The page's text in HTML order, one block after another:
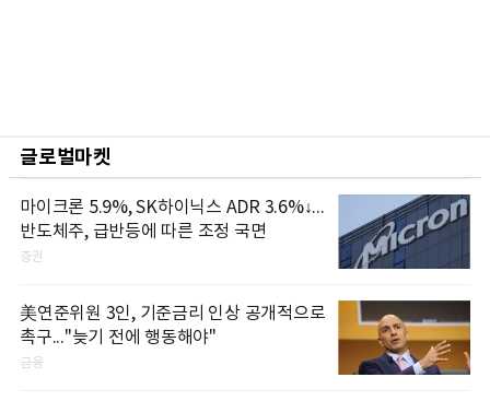
글로벌마켓
마이크론 5.9%, SK하이닉스 ADR 3.6%↓...
반도체주, 급반등에 따른 조정 국면
증권
美연준위원 3인, 기준금리 인상 공개적으로
촉구..."늦기 전에 행동해야"
금융